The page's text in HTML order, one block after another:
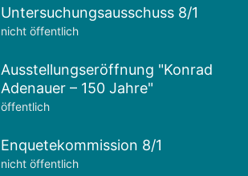
Untersuchungsausschuss 8/1
nicht öffentlich
Ausstellungseröffnung "Konrad
Adenauer – 150 Jahre"
öffentlich
Enquetekommission 8/1
nicht öffentlich